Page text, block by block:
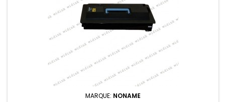
MARQUE: NONAME